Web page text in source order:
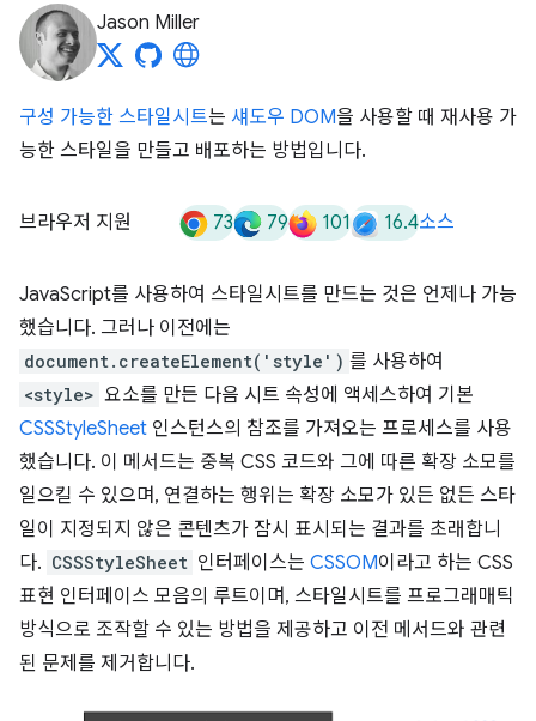
Jason Miller
구성 가능한 스타일시트는 섀도우 DOM을 사용할 때 재사용 가
능한 스타일을 만들고 배포하는 방법입니다.
브라우저 지원 73 79 101 16.4소스
JavaScript를 사용하여 스타일시트를 만드는 것은 언제나 가능
했습니다. 그러나 이전에는
document.createElement('style') 를 사용하여
<style> 요소를 만든 다음 시트 속성에 액세스하여 기본
CSSStyleSheet 인스턴스의 참조를 가져오는 프로세스를 사용
했습니다. 이 메서드는 중복 CSS 코드와 그에 따른 확장 소모를
일으킬 수 있으며, 연결하는 행위는 확장 소모가 있든 없든 스타
일이 지정되지 않은 콘텐츠가 잠시 표시되는 결과를 초래합니
다. CSSStyleSheet 인터페이스는 CSSOM이라고 하는 CSS
표현 인터페이스 모음의 루트이며, 스타일시트를 프로그래매틱
방식으로 조작할 수 있는 방법을 제공하고 이전 메서드와 관련
된 문제를 제거합니다.